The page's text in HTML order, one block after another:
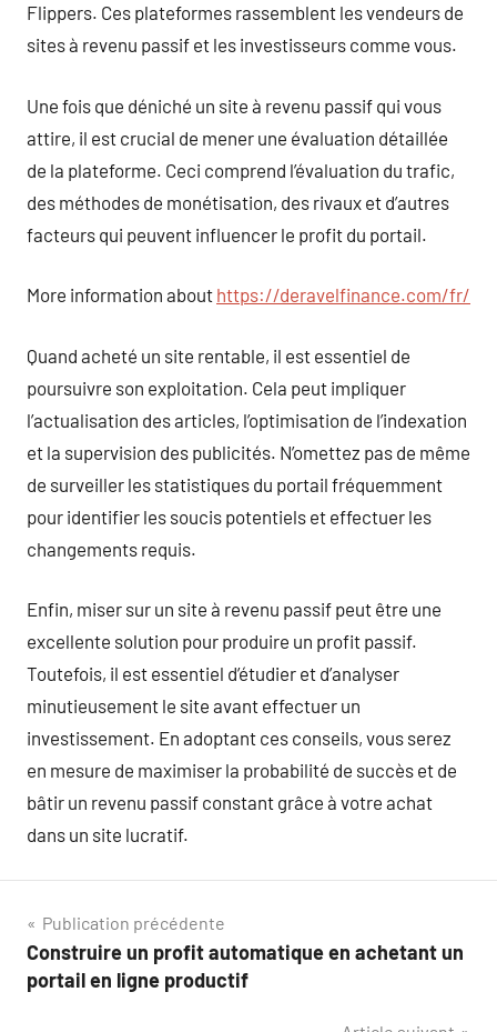
Flippers. Ces plateformes rassemblent les vendeurs de
sites à revenu passif et les investisseurs comme vous.
Une fois que déniché un site à revenu passif qui vous
attire, il est crucial de mener une évaluation détaillée
de la plateforme. Ceci comprend l’évaluation du trafic,
des méthodes de monétisation, des rivaux et d’autres
facteurs qui peuvent influencer le profit du portail.
More information about https://deravelfinance.com/fr/
Quand acheté un site rentable, il est essentiel de
poursuivre son exploitation. Cela peut impliquer
l’actualisation des articles, l’optimisation de l’indexation
et la supervision des publicités. N’omettez pas de même
de surveiller les statistiques du portail fréquemment
pour identifier les soucis potentiels et effectuer les
changements requis.
Enfin, miser sur un site à revenu passif peut être une
excellente solution pour produire un profit passif.
Toutefois, il est essentiel d’étudier et d’analyser
minutieusement le site avant effectuer un
investissement. En adoptant ces conseils, vous serez
en mesure de maximiser la probabilité de succès et de
bâtir un revenu passif constant grâce à votre achat
dans un site lucratif.
Navigation
de
Publication précédente
Construire un profit automatique en achetant un
portail en ligne productif